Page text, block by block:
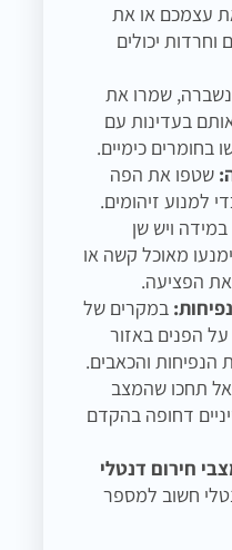
עצמכם או את
יכולים
שמרו את
בעדינות עם
בחומרים כימיים.
שטפו את הפה
למנוע זיהומים.
במידה ויש שן
מאוכל קשה או
הפציעה.
במקרים של
הפנים באזור
הנפיחות והכאבים.
אל תחכו שהמצב
דחופה בהקדם
חירום דנטלי
חשוב למספר